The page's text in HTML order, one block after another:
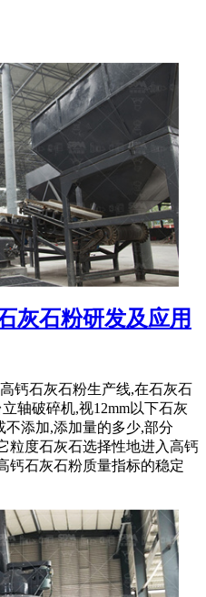
灰石粉研发及应用
钙石灰石粉生产线,在石灰石
轴破碎机,视12mm以下石灰
添加,添加量的多少,部分
粒度石灰石选择性地进入高钙
钙石灰石粉质量指标的稳定